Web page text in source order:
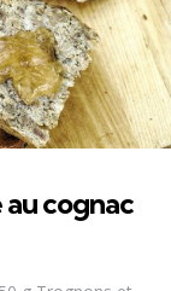
au cognac